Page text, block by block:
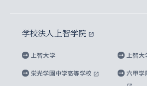
グローバル・スタディーズ研究科
水稀少社会研究センター
先進機械・構造材料イノベー
国による高等教育の修学支援新
大学院生対象の奨学金
海外留学する際の費用と奨学金
学外とのネットワーク
英文広報誌 SOPHIA magazine
上智大学ビジュアル・アイデン
上智大学校歌 ・上智大学学生歌
上智大学への取材・キャンパ
上智大学の公開情報
上智大学の教育研究活動等の
キャンパス案内
学校法人上智学院
上智大学 上智
栄光学園中学高等学校 六甲学